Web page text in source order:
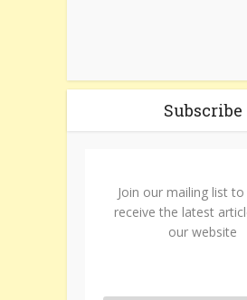
Subscribe
Join our mailing list
receive the latest
our website